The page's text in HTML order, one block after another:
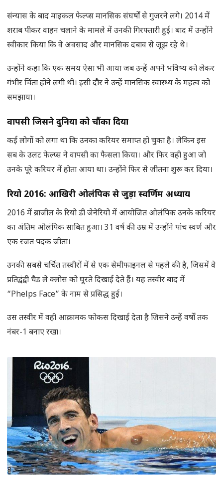
संन्यास के बाद माइकल फेल्प्स मानसिक संघर्षों से गुजरने लगे। 2014 में
शराब पीकर वाहन चलाने के मामले में उनकी गिरफ्तारी हुई। बाद में उन्होंने
स्वीकार किया कि वे अवसाद और मानसिक दबाव से जूझ रहे थे।
उन्होंने कहा कि एक समय ऐसा भी आया जब उन्हें अपने भविष्य को लेकर
गंभीर चिंता होने लगी थी। इसी दौर ने उन्हें मानसिक स्वास्थ्य के महत्व को
समझाया।
वापसी जिसने दुनिया को चौंका दिया
कई लोगों को लगा था कि उनका करियर समाप्त हो चुका है। लेकिन इस
सब के उलट फेल्प्स ने वापसी का फैसला किया। और फिर वही हुआ जो
उनके पूरे करियर में होता आया था। उन्होंने फिर से जीतना शुरू कर दिया।
रियो 2016: आखिरी ओलंपिक से जुड़ा स्वर्णिम अध्याय
2016 में ब्राजील के रियो डी जेनेरियो में आयोजित ओलंपिक उनके करियर
का अंतिम ओलंपिक साबित हुआ। 31 वर्ष की उम्र में उन्होंने पांच स्वर्ण और
एक रजत पदक जीता।
उनकी सबसे चर्चित तस्वीरों में से एक सेमीफाइनल से पहले की है, जिसमें वे
प्रतिद्वंद्वी चैड ले क्लोस को घूरते दिखाई देते हैं। यह तस्वीर बाद में
“Phelps Face” के नाम से प्रसिद्ध हुई।
उस तस्वीर में वही आक्रामक फोकस दिखाई देता है जिसने उन्हें वर्षों तक
नंबर-1 बनाए रखा।